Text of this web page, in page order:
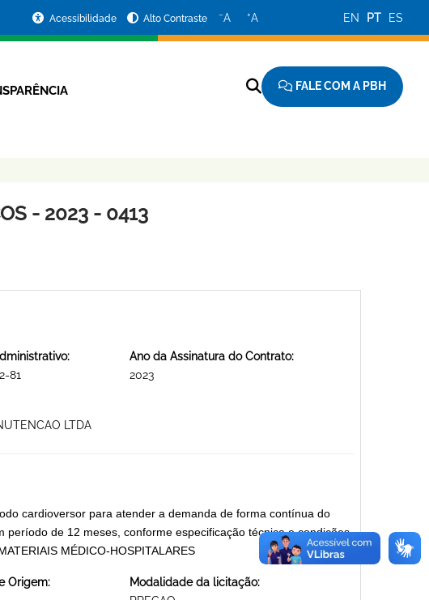
Acessibilidade Alto Contraste −A +A EN PT ES
FALE COM A PBH
- 2023 - 0413
81
Ano da Assinatura do Contrato:
2023
LTDA
cardioversor para atender a demanda de forma contínua do
de 12 meses, conforme especificação técnica e condições
MÉDICO-HOSPITALARES
Origem:
Modalidade da licitação: